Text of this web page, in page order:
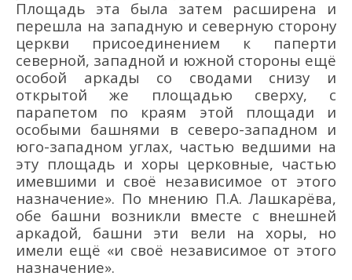
Площадь эта была затем расширена и
перешла на западную и северную сторону
церкви присоединением к паперти
северной, западной и южной стороны ещё
особой аркады со сводами снизу и
открытой же площадью сверху, с
парапетом по краям этой площади и
особыми башнями в северо-западном и
юго-западном углах, частью ведшими на
эту площадь и хоры церковные, частью
имевшими и своё независимое от этого
назначение». По мнению П.А. Лашкарёва,
обе башни возникли вместе с внешней
аркадой, башни эти вели на хоры, но
имели ещё «и своё независимое от этого
назначение».